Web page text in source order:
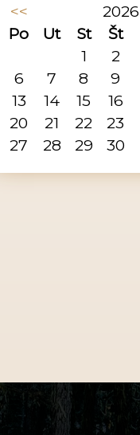
<<
2026
Po
Ut St Št
1
2
6
7 8 9
13
14 15 16
20
21 22 23
27
28 29 30